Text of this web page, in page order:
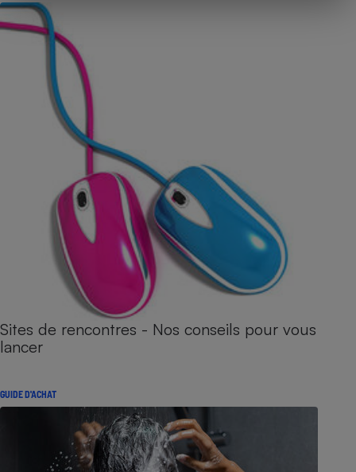
Sites de rencontres - Nos conseils pour vous
lancer
GUIDE D'ACHAT